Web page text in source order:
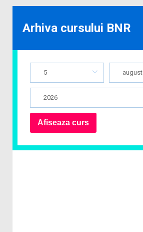
Arhiva cursului BNR
5 august
2026